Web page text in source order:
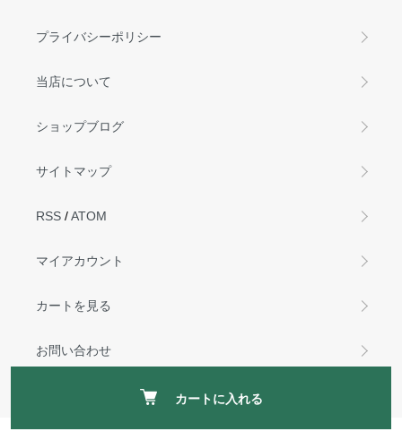
カートに入れる
プライバシーポリシー
当店について
ショップブログ
サイトマップ
RSS /ATOM
マイアカウント
カートを見る
お問い合わせ